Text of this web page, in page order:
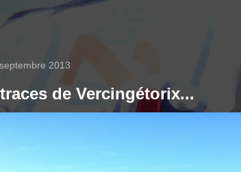
2013
de Vercingétorix...